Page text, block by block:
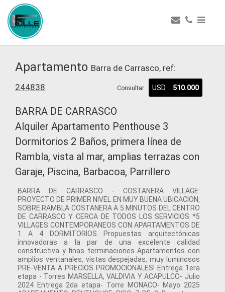
Apartamento Barra de Carrasco, ref:
244838
Consultar USD 510.000
BARRA DE CARRASCO
Alquiler Apartamento Penthouse 3
Dormitorios 2 Baños, primera línea de
Rambla, vista al mar, amplias terrazas con
Garaje, Piscina, Barbacoa, Parrillero
BARRA DE CARRASCO - COSTANERA VILLAGE:
PROYECTO DE PRIMER NIVEL EN MUY BUENA UBICACION,
SOBRE RAMBLA COSTANERA A 5 MINUTOS DEL CENTRO
DE CARRASCO Y CERCA DE TODOS LOS SERVICIOS *5
VILLAGES CONTEMPORANEOS CON APARTAMENTOS DE
1 A 4 DORMITORIOS Propuestas arquitectónicas
innovadoras a la par de una excelente calidad
constructiva y finas terminaciones Apartamentos con
amplios ventanales, vistas despejadas, muy luminosos
PRE-VENTA A PRECIOS PROMOCIONALES! Entrega 1era
etapa - Torres MARSELLA, VALDIVIA Y ACAPULCO- Julio
2024 Entrega 2da etapa- Torre MONACO- Mayo 2025